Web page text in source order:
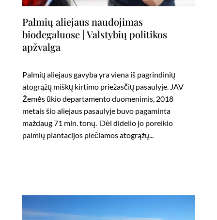
Palmių aliejaus naudojimas
biodegaluose | Valstybių politikos
apžvalga
Palmių aliejaus gavyba yra viena iš pagrindinių
atogrąžų miškų kirtimo priežasčių pasaulyje. JAV
Žemės ūkio departamento duomenimis, 2018
metais šio aliejaus pasaulyje buvo pagaminta
maždaug 71 mln. tonų. Dėl didelio jo poreikio
palmių plantacijos plečiamos atogrąžų...